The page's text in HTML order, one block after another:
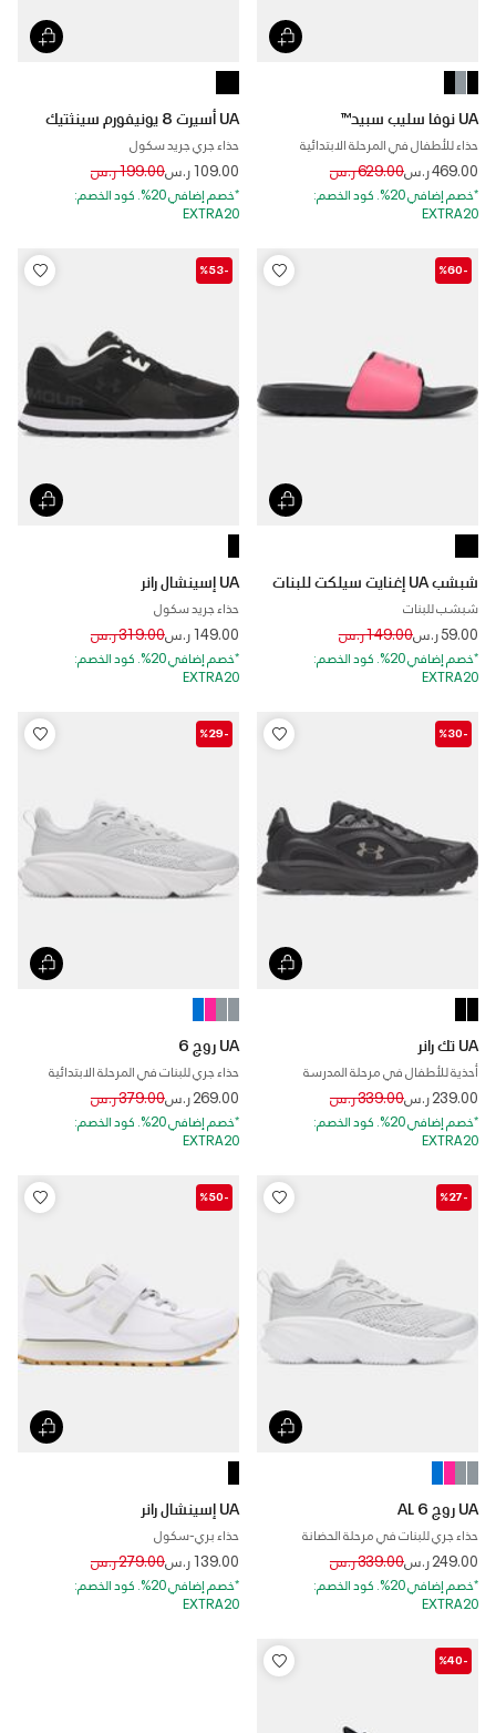
UA نوفا سليب سبيد™
حذاء للأطفال في المرحلة الابتدائية
469.00 ر.س Price reduced from
629.00 ر.س to
*خصم إضافي 20%. كود الخصم:
EXTRA20
UA أسيرت 8 يونيفورم سينثتيك
حذاء جري جريد سكول
109.00 ر.س Price reduced from
199.00 ر.س to
*خصم إضافي 20%. كود الخصم:
EXTRA20
-%60
شبشب UA إغنايت سيلكت للبنات
شبشب للبنات
59.00 ر.س Price reduced from
149.00 ر.س to
*خصم إضافي 20%. كود الخصم:
EXTRA20
-%53
UA إسينشال رانر
حذاء جريد سكول
149.00 ر.س Price reduced from
319.00 ر.س to
*خصم إضافي 20%. كود الخصم:
EXTRA20
-%30
UA تك رانر
أحذية للأطفال في مرحلة المدرسة
الابتدائية
239.00 ر.س Price reduced from
339.00 ر.س to
*خصم إضافي 20%. كود الخصم:
EXTRA20
-%29
UA روج 6
حذاء جري للبنات في المرحلة الابتدائية
269.00 ر.س Price reduced from
379.00 ر.س to
*خصم إضافي 20%. كود الخصم:
EXTRA20
-%27
UA روج 6 AL
حذاء جري للبنات في مرحلة الحضانة
249.00 ر.س Price reduced from
339.00 ر.س to
*خصم إضافي 20%. كود الخصم:
EXTRA20
-%50
UA إسينشال رانر
حذاء بري-سكول
139.00 ر.س Price reduced from
279.00 ر.س to
*خصم إضافي 20%. كود الخصم:
EXTRA20
-%40